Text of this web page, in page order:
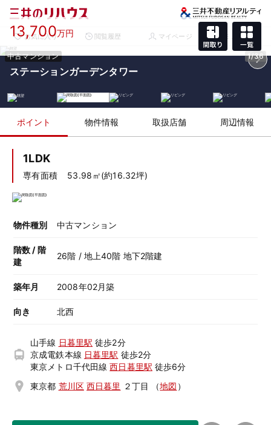
お気に入り 閲覧履歴 マイページ メニュー
中古マンション 1/36
13,700万円
ステーションガーデンタワー
ポイント 物件情報 取扱店舗 周辺情報
1LDK
専有面積 53.98㎡(約16.32坪)
物件種別 中古マンション
階数 / 階
建
26階 / 地上40階 地下2階建
築年月 2008年02月築
向き 北西
山手線 日暮里駅 徒歩2分
京成電鉄本線 日暮里駅 徒歩2分
東京メトロ千代田線西日暮里駅 徒歩6分
東京都 荒川区 西日暮里 ２丁目 （地図 ）